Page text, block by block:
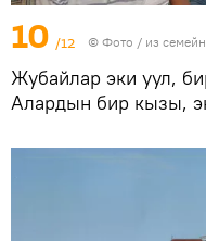
10 /12 © Фото / из
Жубайлар эки уул,
Алардын бир кызы,